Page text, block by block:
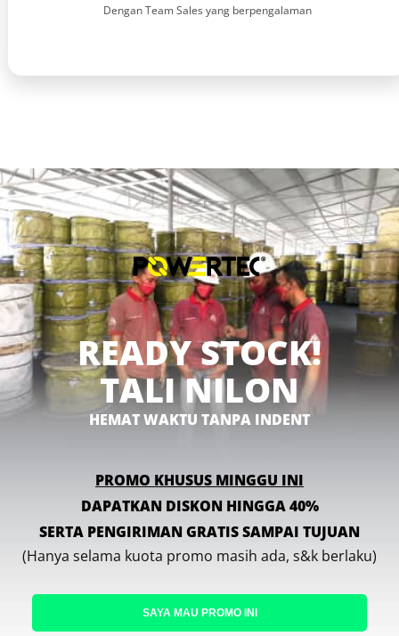
Dengan Team Sales yang berpengalaman
READY STOCK!
TALI NILON
HEMAT WAKTU TANPA INDENT
PROMO KHUSUS MINGGU INI
DAPATKAN DISKON HINGGA 40%
SERTA PENGIRIMAN GRATIS SAMPAI TUJUAN
(Hanya selama kuota promo masih ada, s&k berlaku)
SAYA MAU PROMO INI